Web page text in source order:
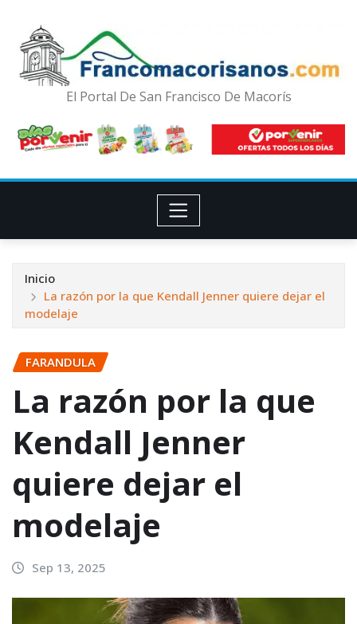
El Portal De San Francisco De Macorís
Inicio
La razón por la que Kendall Jenner quiere dejar el
modelaje
FARANDULA
La razón por la que
Kendall Jenner
quiere dejar el
modelaje
Sep 13, 2025